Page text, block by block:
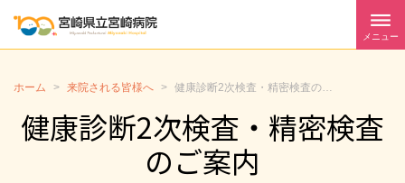
メニュー
ホーム > 来院される皆様へ > 健康診断2次検査・精密検査のご案内
健康診断2次検査・精密検査
のご案内